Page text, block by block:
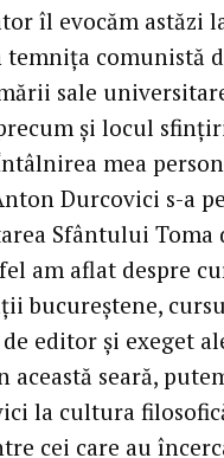
îl evocăm astăzi
temniţa comunistă
sale
şi locul
mea
Durcovici s-a
Sfântului
am aflat despre
bucureştene,
editor şi exeget
această seară,
la cultura
cei care au